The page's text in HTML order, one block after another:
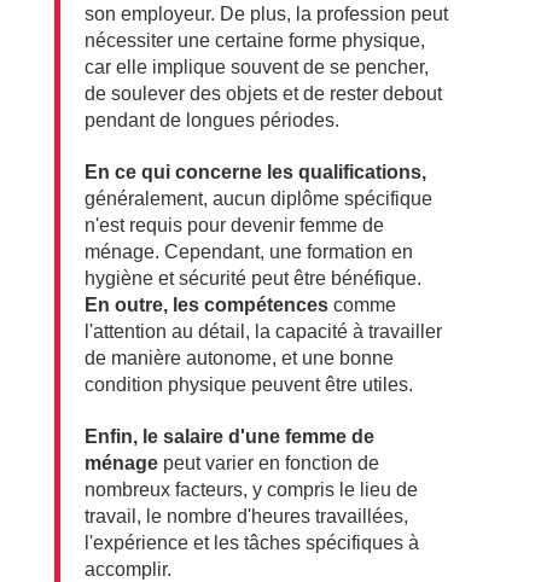
son employeur. De plus, la profession peut
nécessiter une certaine forme physique,
car elle implique souvent de se pencher,
de soulever des objets et de rester debout
pendant de longues périodes.
En ce qui concerne les qualifications,
généralement, aucun diplôme spécifique
n'est requis pour devenir femme de
ménage. Cependant, une formation en
hygiène et sécurité peut être bénéfique.
En outre, les compétences comme
l'attention au détail, la capacité à travailler
de manière autonome, et une bonne
condition physique peuvent être utiles.
Enfin, le salaire d'une femme de
ménage peut varier en fonction de
nombreux facteurs, y compris le lieu de
travail, le nombre d'heures travaillées,
l'expérience et les tâches spécifiques à
accomplir.